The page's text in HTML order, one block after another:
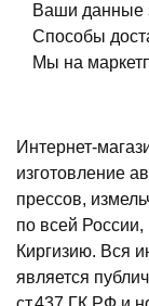
Ваши
Способы
Мы на
Интернет-
изготовление
прессов,
по всей
Киргизию. Вся
является